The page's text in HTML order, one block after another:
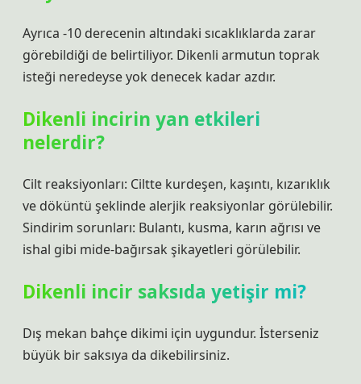
Ayrıca -10 derecenin altındaki sıcaklıklarda zarar
görebildiği de belirtiliyor. Dikenli armutun toprak
isteği neredeyse yok denecek kadar azdır.
Dikenli incirin yan etkileri
nelerdir?
Cilt reaksiyonları: Ciltte kurdeşen, kaşıntı, kızarıklık
ve döküntü şeklinde alerjik reaksiyonlar görülebilir.
Sindirim sorunları: Bulantı, kusma, karın ağrısı ve
ishal gibi mide-bağırsak şikayetleri görülebilir.
Dikenli incir saksıda yetişir mi?
Dış mekan bahçe dikimi için uygundur. İsterseniz
büyük bir saksıya da dikebilirsiniz.